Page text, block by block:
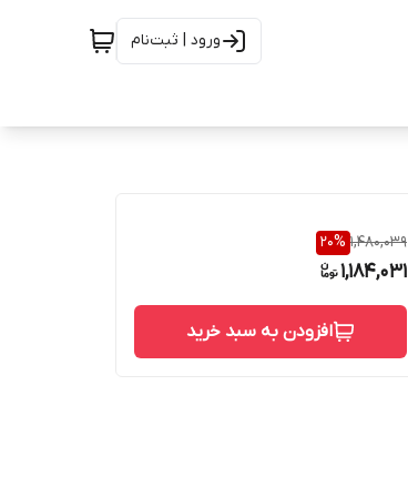
ورود | ثبت‌نام
1,480,039
20%
1,184,031
افزودن به سبد خرید